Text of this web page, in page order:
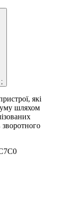
;
які
шляхом
зворотного